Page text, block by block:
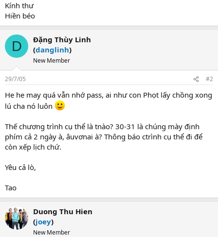
Kính thư
Hiền béo
D
Đặng Thùy Linh
(danglinh)
New Member
29/7/05 #2
He he may quá vẫn nhớ pass, ai như con Phọt lấy chồng xong
lú cha nó luôn
Thế chương trình cụ thể là tnào? 30-31 là chúng mày định
phím cả 2 ngày à, âuvơnai à? Thông báo ctrình cụ thể đi để
còn xếp lịch chứ.
Yêu cả lò,
Tao
Duong Thu Hien
(joey)
New Member